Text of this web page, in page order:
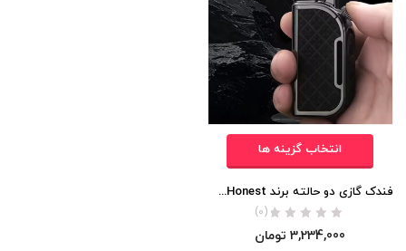
انتخاب گزینه ها
فندک گازی دو حالته برند Honest اورجینال
(0)
3,234,000 تومان